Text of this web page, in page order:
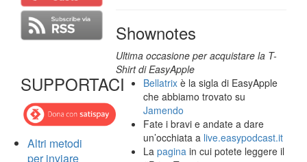
SUPPORTACI
Altri metodi
per inviare
Shownotes
Ultima occasione per acquistare la T-
Shirt di EasyApple
Bellatrix è la sigla di EasyApple
che abbiamo trovato su
Jamendo
Fate i bravi e andate a dare
un’occhiata a live.easypodcast.it
Lapagina in cui potete leggere il